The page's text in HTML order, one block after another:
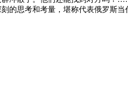
的思考和考量，堪称代表俄罗斯当